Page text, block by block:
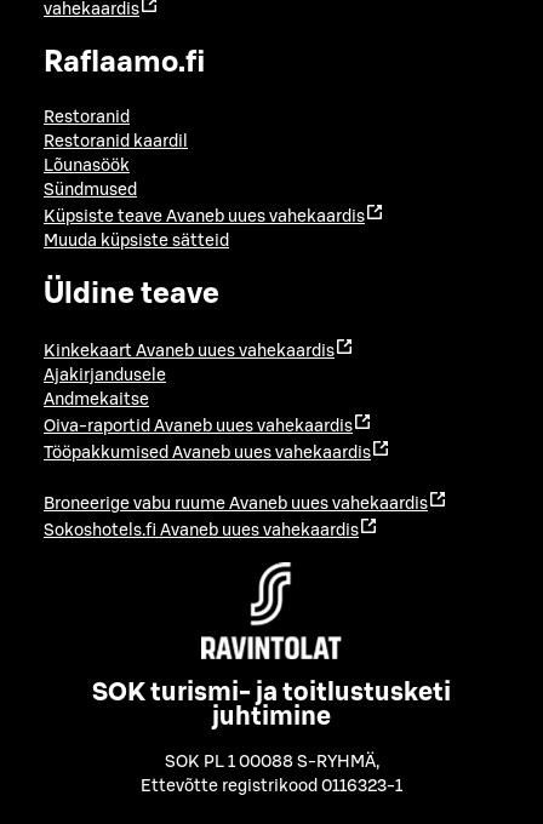
vahekaardis
Raflaamo.fi
Restoranid
Restoranid kaardil
Lõunasöök
Sündmused
Küpsiste teave Avaneb uues vahekaardis
Muuda küpsiste sätteid
Üldine teave
Kinkekaart Avaneb uues vahekaardis
Ajakirjandusele
Andmekaitse
Oiva-raportid Avaneb uues vahekaardis
Tööpakkumised Avaneb uues vahekaardis
Broneerige vabu ruume Avaneb uues vahekaardis
Sokoshotels.fi Avaneb uues vahekaardis
SOK turismi- ja toitlustusketi
juhtimine
SOK PL 1 00088 S-RYHMÄ,
Ettevõtte registrikood 0116323-1